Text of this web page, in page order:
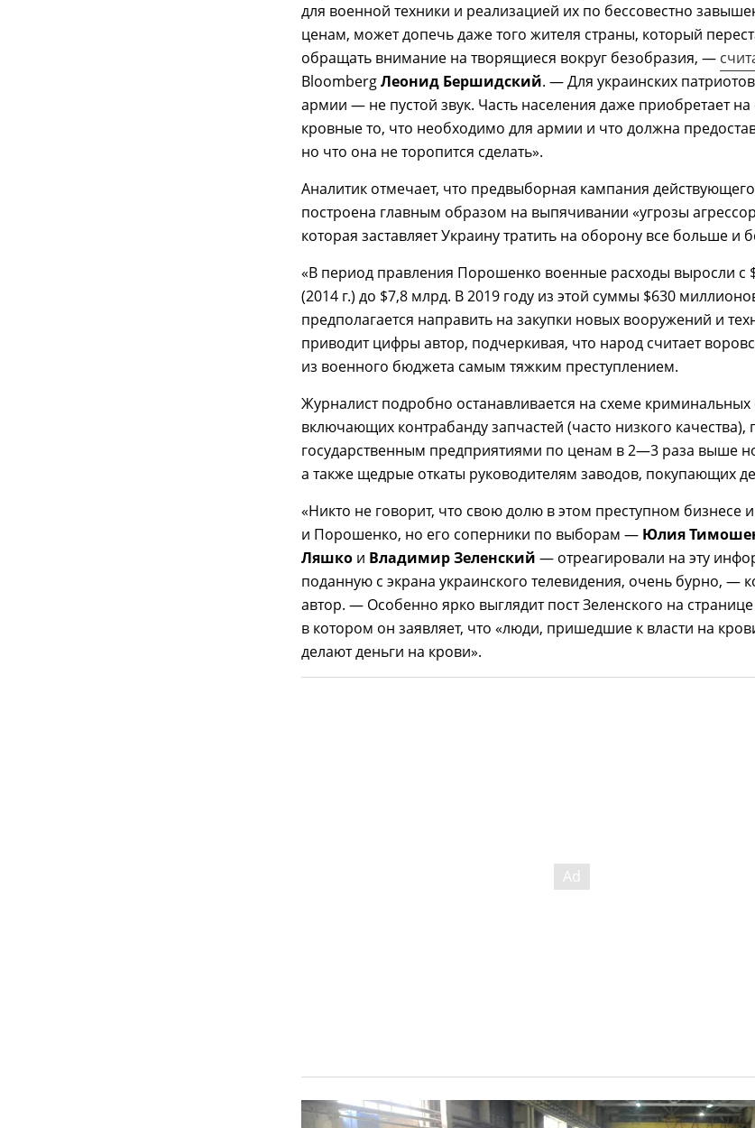
для военной техники и реализацией их по бессовестно
ценам, может допечь даже того жителя страны, который
обращать внимание на творящиеся вокруг безобразия, —
BloombergЛеонид Бершидский. — Для украинских
армии — не пустой звук. Часть населения даже приобретает на
кровные то, что необходимо для армии и что должна
но что она не торопится сделать».
Аналитик отмечает, что предвыборная кампания
построена главным образом на выпячивании «угрозы
которая заставляет Украину тратить на оборону все больше и
«В период правления Порошенко военные расходы выросли с
(2014 г.) до $7,8 млрд. В 2019 году из этой суммы $630
предполагается направить на закупки новых вооружений и
приводит цифры автор, подчеркивая, что народ считает
из военного бюджета самым тяжким преступлением.
Журналист подробно останавливается на схеме криминальных
включающих контрабанду запчастей (часто низкого качества),
государственным предприятиями по ценам в 2—3 раза выше
а также щедрые откаты руководителям заводов, покупающих
«Никто не говорит, что свою долю в этом преступном бизнесе
и Порошенко, но его соперники по выборам — Юлия
Ляшко и Владимир Зеленский — отреагировали на эту
поданную с экрана украинского телевидения, очень бурно, —
автор. — Особенно ярко выглядит пост Зеленского на
в котором он заявляет, что «люди, пришедшие к власти на
делают деньги на крови».